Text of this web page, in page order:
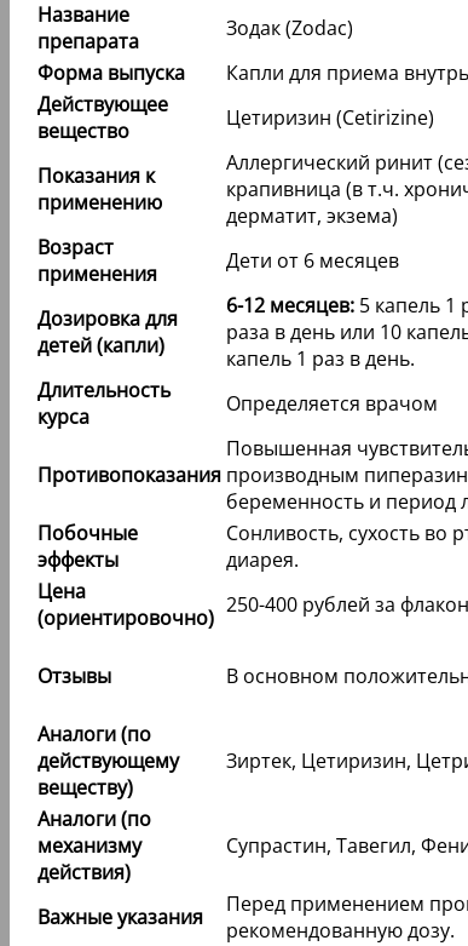
Название
препарата
Зодак (Zodac)
Форма выпуска
Капли для приема внутрь
Действующее
вещество
Цетиризин (Cetirizine)
Показания к
применению
Аллергический ринит
крапивница (в т.ч.
дерматит, экзема)
Возраст
применения
Дети от 6 месяцев
Дозировка для
детей (капли)
6-12 месяцев: 5 капель 1
раза в день или 10
капель 1 раз в день.
Длительность
курса
Определяется врачом
Противопоказания
Повышенная
производным
беременность и период
Побочные
эффекты
Сонливость, сухость во
диарея.
Цена
(ориентировочно) 250-400 рублей за
Отзывы В основном
Аналоги (по
действующему
веществу)
Зиртек, Цетиризин,
Аналоги (по
механизму
действия)
Супрастин, Тавегил,
Важные указания
Перед применением
рекомендованную дозу.